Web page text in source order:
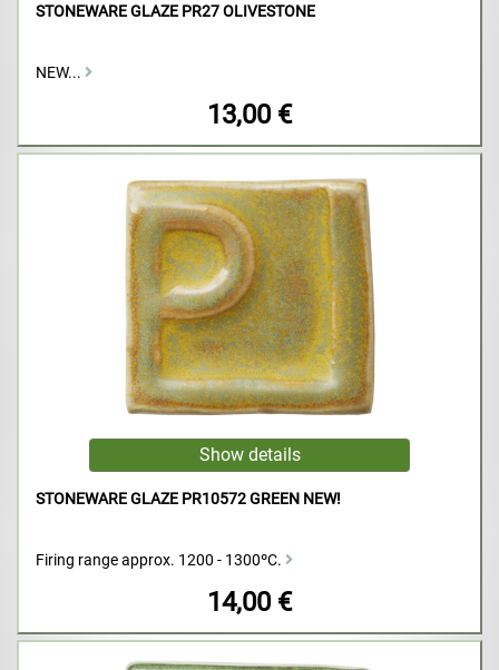
STONEWARE GLAZE PR27 OLIVESTONE
NEW...
13,00 €
STONEWARE GLAZE PR10572 GREEN NEW!
Firing range approx. 1200 - 1300ºC.
14,00 €